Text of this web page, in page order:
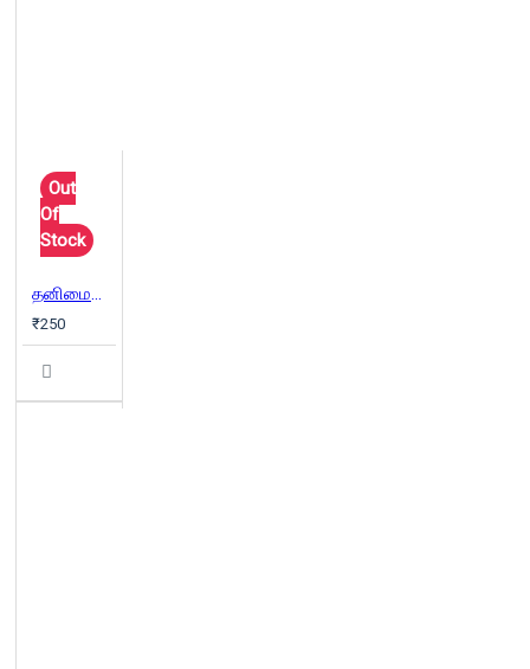
Out
Of
Stock
தனிமைவெளி (கு.அழகிரிசாமி சிறப்பிதழ்)
₹250